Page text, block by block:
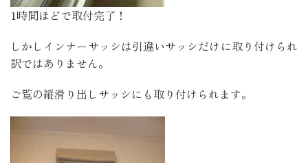
1時間ほどで取付完了！
しかしインナーサッシは引違いサッシだけに取り付けられ
訳ではありません。
ご覧の縦滑り出しサッシにも取り付けられます。